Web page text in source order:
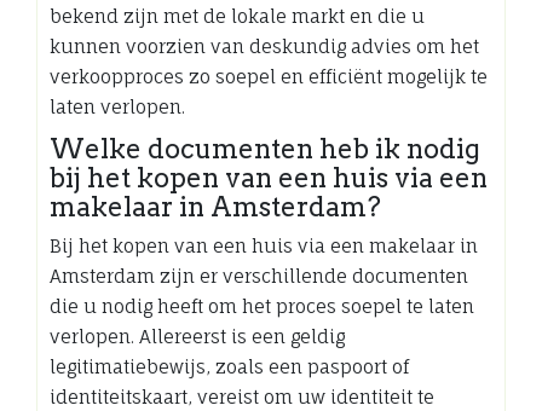
bekend zijn met de lokale markt en die u
kunnen voorzien van deskundig advies om het
verkoopproces zo soepel en efficiënt mogelijk te
laten verlopen.
Welke documenten heb ik nodig
bij het kopen van een huis via een
makelaar in Amsterdam?
Bij het kopen van een huis via een makelaar in
Amsterdam zijn er verschillende documenten
die u nodig heeft om het proces soepel te laten
verlopen. Allereerst is een geldig
legitimatiebewijs, zoals een paspoort of
identiteitskaart, vereist om uw identiteit te